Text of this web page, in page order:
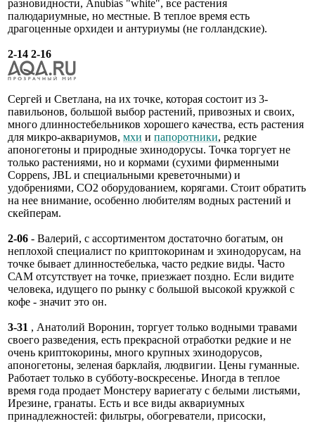
разновидности, Anubias "white", все растения
палюдариумные, но местные. В теплое время есть
драгоценные орхидеи и антуриумы (не голландские).
2-14 2-16
Сергей и Светлана, на их точке, которая состоит из 3-
павильонов, большой выбор растений, привозных и своих,
много длинностебельников хорошего качества, есть растения
для микро-аквариумов, мхи и папоротники, редкие
апоногетоны и природные эхинодорусы. Точка торгует не
только растениями, но и кормами (сухими фирменными
Coppens, JBL и специальными креветочными) и
удобрениями, СО2 оборудованием, корягами. Стоит обратить
на нее внимание, особенно любителям водных растений и
скейперам.
2-06 - Валерий, с ассортиментом достаточно богатым, он
неплохой специалист по криптокоринам и эхинодорусам, на
точке бывает длинностебелька, часто редкие виды. Часто
САМ отсутствует на точке, приезжает поздно. Если видите
человека, идущего по рынку с большой высокой кружкой с
кофе - значит это он.
3-31 , Анатолий Воронин, торгует только водными травами
своего разведения, есть прекрасной отработки редкие и не
очень криптокорины, много крупных эхинодорусов,
апоногетоны, зеленая барклайя, людвигии. Цены гуманные.
Работает только в субботу-воскресенье. Иногда в теплое
время года продает Монстеру вариегату с белыми листьями,
Ирезине, гранаты. Есть и все виды аквариумных
принадлежностей: фильтры, обогреватели, присоски,